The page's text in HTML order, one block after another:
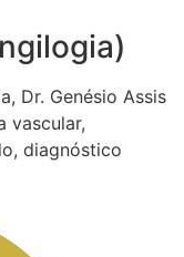
Dr. Genésio Assis
vascular,
diagnóstico